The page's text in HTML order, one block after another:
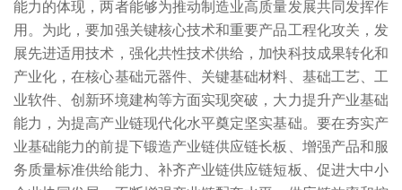
能力的体现，两者能够为推动制造业高质量发展共同发挥作
用。为此，要加强关键核心技术和重要产品工程化攻关，发
展先进适用技术，强化共性技术供给，加快科技成果转化和
产业化，在核心基础元器件、关键基础材料、基础工艺、工
业软件、创新环境建构等方面实现突破，大力提升产业基础
能力，为提高产业链现代化水平奠定坚实基础。要在夯实产
业基础能力的前提下锻造产业链供应链长板、增强产品和服
务质量标准供给能力、补齐产业链供应链短板、促进大中小